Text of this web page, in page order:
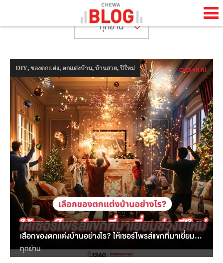
HOME
CHEWA BLOG
ABOUT BLOG
HAPPENING
LIFESTYLE
HOW TO
COOL STUFF
LANDMARK
MASS TRANSIT NEWS
ทุกย่าน
เลือกของตกแต่งบ้านอย่างไร? ให้เซอร์ไพรส์แขกที่มาเยี่ยมช่วงปีใหม่
ทุกย่าน
DIY, ของตกแต่ง, ตกแต่งบ้าน, บ้านสวย,ปีใหม่